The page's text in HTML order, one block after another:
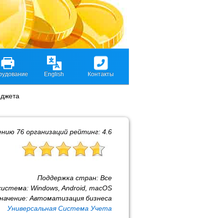
English Контакты
76 организаций рейтинг: 4.6
Поддержка стран: Все
Windows, Android, macOS
Автоматизация бизнеса
Универсальная Система Учета